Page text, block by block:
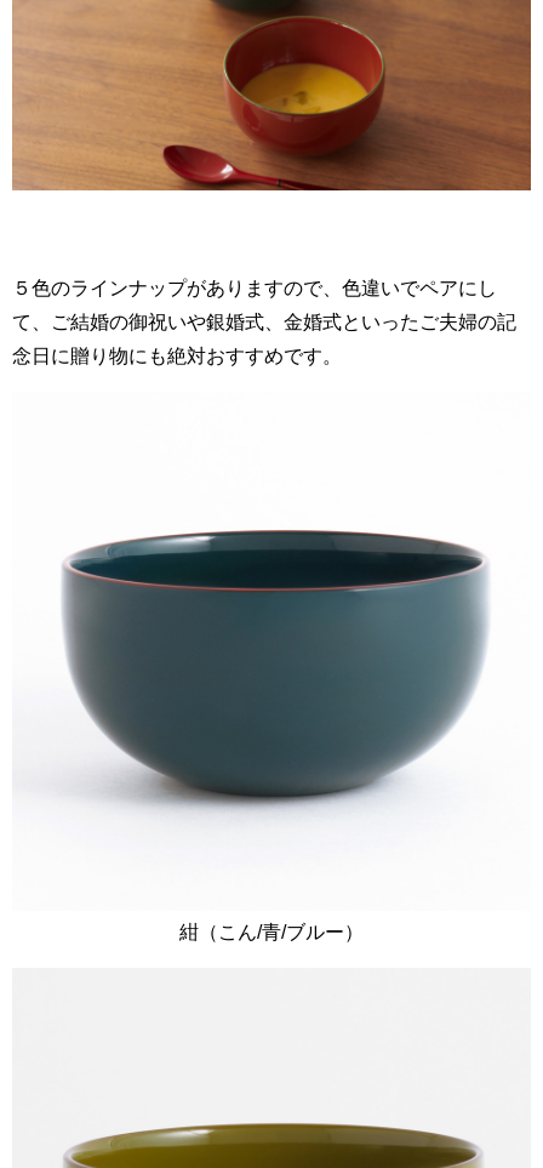
５色のラインナップがありますので、色違いでペアにし
て、ご結婚の御祝いや銀婚式、金婚式といったご夫婦の記
念日に贈り物にも絶対おすすめです。
紺（こん/青/ブルー）